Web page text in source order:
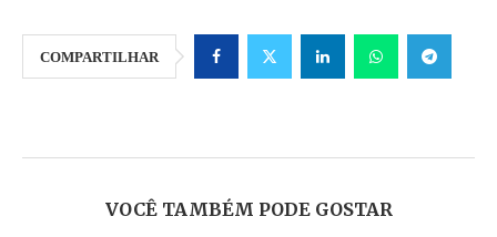
COMPARTILHAR
VOCÊ TAMBÉM PODE GOSTAR